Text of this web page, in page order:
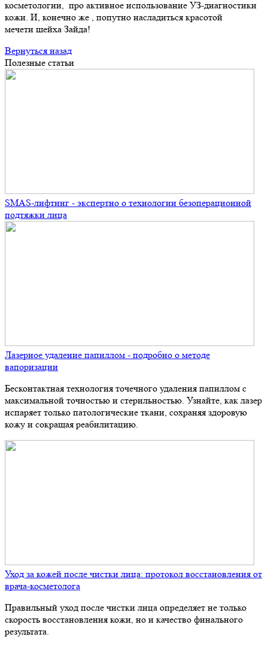
косметологии, про активное использование УЗ-диагностики
кожи. И, конечно же , попутно насладиться красотой
мечети шейха Зайда!
Вернуться назад
Полезные статьи
SMAS-лифтинг - экспертно о технологии безоперационной
подтяжки лица
Лазерное удаление папиллом - подробно о методе
вапоризации
Бесконтактная технология точечного удаления папиллом с
максимальной точностью и стерильностью. Узнайте, как лазер
испаряет только патологические ткани, сохраняя здоровую
кожу и сокращая реабилитацию.
Уход за кожей после чистки лица: протокол восстановления от
врача-косметолога
Правильный уход после чистки лица определяет не только
скорость восстановления кожи, но и качество финального
результата.